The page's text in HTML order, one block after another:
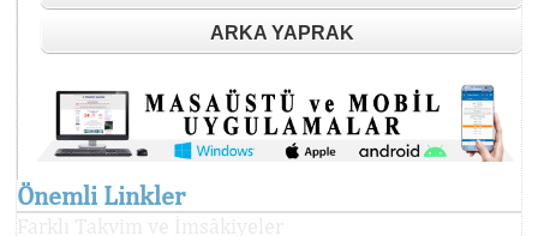
ARKA YAPRAK
Önemli Linkler